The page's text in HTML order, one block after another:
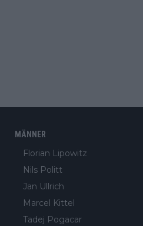
MÄNNER
Florian Lipowitz
Nils Politt
Jan Ullrich
Marcel Kittel
Tadej Pogacar